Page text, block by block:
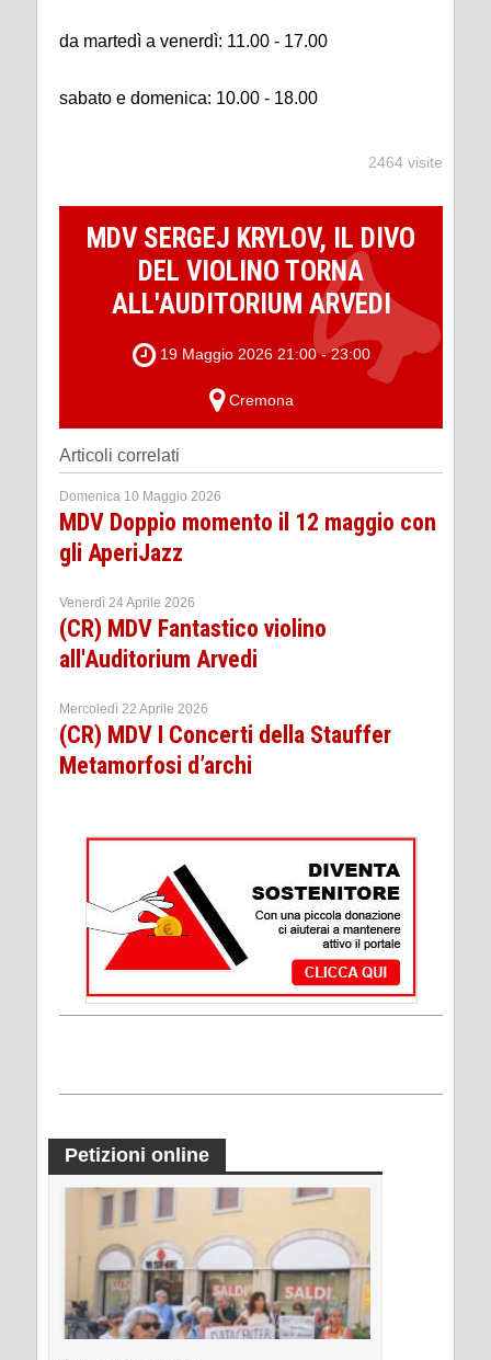
da martedì a venerdì: 11.00 - 17.00
sabato e domenica: 10.00 - 18.00
2464 visite
MDV SERGEJ KRYLOV, IL DIVO
DEL VIOLINO TORNA
ALL'AUDITORIUM ARVEDI
19 Maggio 2026 21:00 - 23:00
Cremona
Articoli correlati
Domenica 10 Maggio 2026
MDV Doppio momento il 12 maggio con
gli AperiJazz
Venerdì 24 Aprile 2026
(CR) MDV Fantastico violino
all'Auditorium Arvedi
Mercoledì 22 Aprile 2026
(CR) MDV I Concerti della Stauffer
Metamorfosi dʼarchi
Petizioni online